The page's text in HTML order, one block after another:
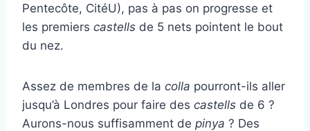
Pentecôte, CitéU), pas à pas on progresse et
les premiers castells de 5 nets pointent le bout
du nez.
Assez de membres de la colla pourront-ils aller
jusqu’à Londres pour faire des castells de 6 ?
Aurons-nous suffisamment de pinya ? Des